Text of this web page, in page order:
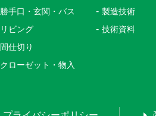
勝手口・玄関・バス
リビング
間仕切り
クローゼット・物入
製造技術
技術資料